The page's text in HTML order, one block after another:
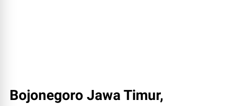
Bojonegoro Jawa Timur,